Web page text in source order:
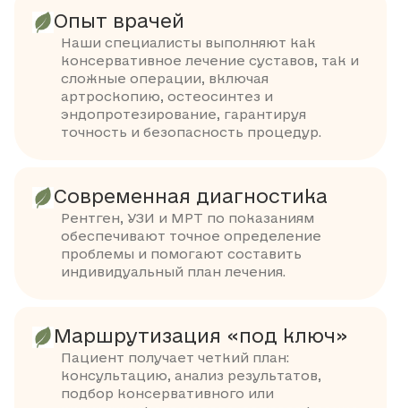
Опыт врачей
Наши специалисты выполняют как
консервативное лечение суставов, так и
сложные операции, включая
артроскопию, остеосинтез и
эндопротезирование, гарантируя
точность и безопасность процедур.
Современная диагностика
Рентген, УЗИ и МРТ по показаниям
обеспечивают точное определение
проблемы и помогают составить
индивидуальный план лечения.
Маршрутизация «под ключ»
Пациент получает четкий план:
консультацию, анализ результатов,
подбор консервативного или